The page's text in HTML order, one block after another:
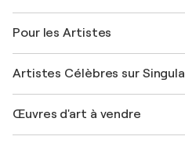
Offrir une carte cadeau
Rejoignez notre programme
Mon compte
+33 1 76 44 06 42
FAQ
Magazine Singulart
Emplois
Découvrez une sélection d'art
Pour les Artistes
Se connecter en tant
Artistes Célèbres sur
Marc Chagall
Œuvres d'art à vendre